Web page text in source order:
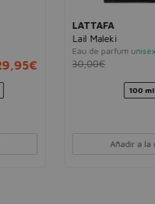
LATTAFA
Lail Maleki
Eau de parfum unisex
30,00€
100 ml
Añadir a la cesta